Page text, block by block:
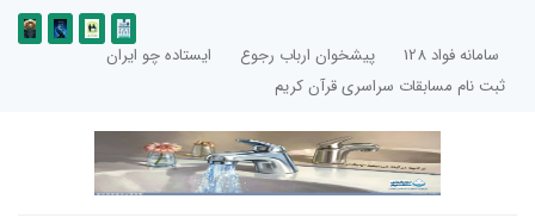
سامانه فواد 128 پیشخوان ارباب رجوع
ایستاده چو ایران
ثبت نام مسابقات سراسری قرآن کریم